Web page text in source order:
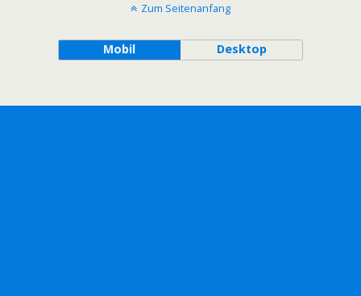
Zum Seitenanfang
Mobil Desktop